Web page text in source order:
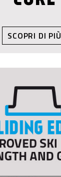
SCOPRI DI PIÙ